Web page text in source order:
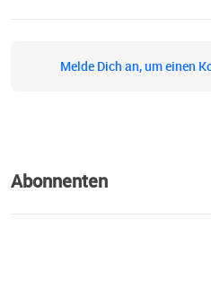
Melde Dich an, um einen
Abonnenten